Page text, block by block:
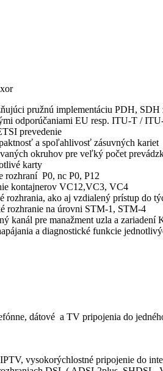
pružnú implementáciu PDH, SDH
odporúčaniami EU resp. ITU-T /
prevedenie
a spoľahlivosť zásuvných kariet
okruhov pre veľký počet
karty
rozhraní P0, nc P0, P12
kontajnerov VC12,VC3, VC4
rozhrania, ako aj vzdialený prístup do
rozhranie na úrovni STM-1, STM-4
kanál pre manažment uzla a zariadení
a diagnostické funkcie
dátové a TV pripojenia do
vysokorýchlostné pripojenie do